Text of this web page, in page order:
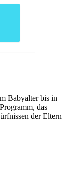
Babyalter bis in
das
der Eltern